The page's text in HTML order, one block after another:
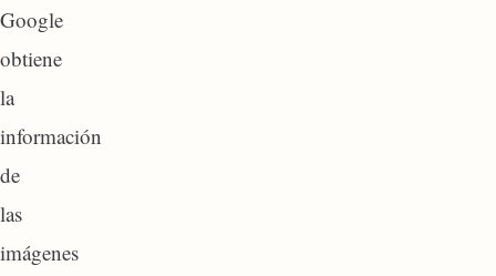
Google
obtiene
la
información
de
las
imágenes